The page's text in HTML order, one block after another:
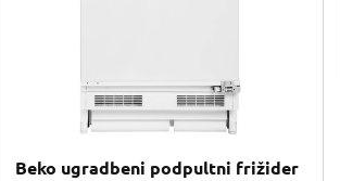
Beko ugradbeni podpultni frižider